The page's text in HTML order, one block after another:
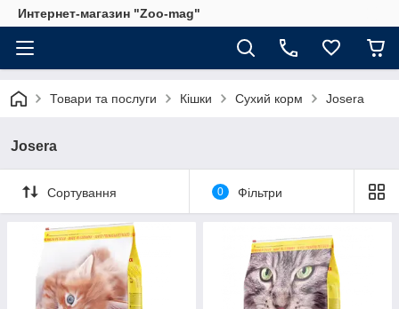
Интернет-магазин "Zoo-mag"
Товари та послуги Кішки Сухий корм Josera
Josera
Сортування 0 Фільтри